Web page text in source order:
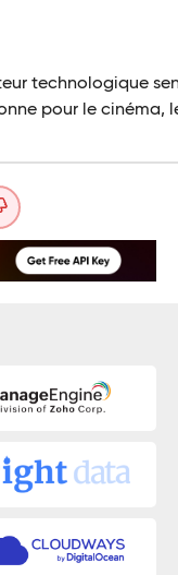
technologique
pour le cinéma,